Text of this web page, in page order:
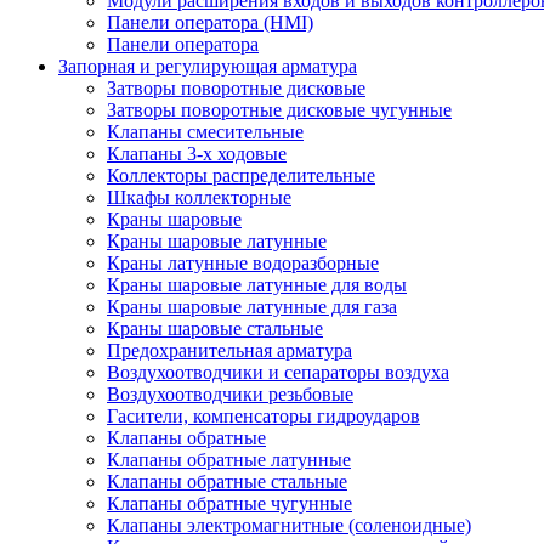
Панели оператора (HMI)
Панели оператора
Запорная и регулирующая арматура
Затворы поворотные дисковые
Затворы поворотные дисковые чугунные
Клапаны смесительные
Клапаны 3-х ходовые
Коллекторы распределительные
Шкафы коллекторные
Краны шаровые
Краны шаровые латунные
Краны латунные водоразборные
Краны шаровые латунные для воды
Краны шаровые латунные для газа
Краны шаровые стальные
Предохранительная арматура
Воздухоотводчики и сепараторы воздуха
Воздухоотводчики резьбовые
Гасители, компенсаторы гидроударов
Клапаны обратные
Клапаны обратные латунные
Клапаны обратные стальные
Клапаны обратные чугунные
Клапаны электромагнитные (соленоидные)